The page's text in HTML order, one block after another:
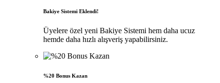
Bakiye Sistemi Eklendi!
Üyelere özel yeni Bakiye Sistemi hem daha ucuz
hemde daha hızlı alışveriş yapabilirsiniz.
%20 Bonus Kazan